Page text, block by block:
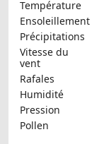
Température
Ensoleillement
Précipitations
Vitesse du
vent
Rafales
Humidité
Pression
Pollen